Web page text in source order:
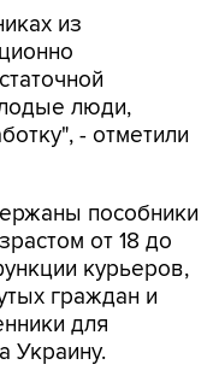
из
люди,
- отметили
пособники
от 18 до
курьеров,
граждан и
для
Украину.